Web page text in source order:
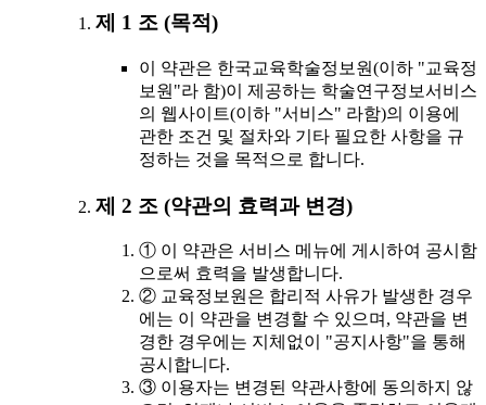
제 1 조 (목적)
이 약관은 한국교육학술정보원(이하 "교육정
보원"라 함)이 제공하는 학술연구정보서비스
의 웹사이트(이하 "서비스" 라함)의 이용에
관한 조건 및 절차와 기타 필요한 사항을 규
정하는 것을 목적으로 합니다.
제 2 조 (약관의 효력과 변경)
① 이 약관은 서비스 메뉴에 게시하여 공시함
으로써 효력을 발생합니다.
② 교육정보원은 합리적 사유가 발생한 경우
에는 이 약관을 변경할 수 있으며, 약관을 변
경한 경우에는 지체없이 "공지사항"을 통해
공시합니다.
③ 이용자는 변경된 약관사항에 동의하지 않